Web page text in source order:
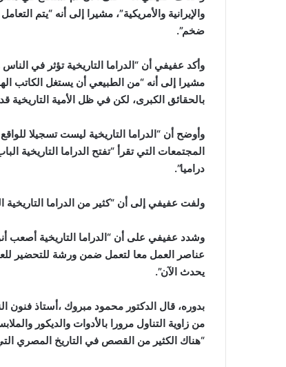
والإيرانية والأمريكية”، مشيرا إلى أنه “يتم
ضخم”.
وأكد عفيفي أن “الدراما التاريخية تؤثر في
مشيرا إلى أنه “من الطبيعي أن يستغل الكاتب
بالحقائق الكبرى، لكن في ظل الأمية التاريخية
وأوضح أن “الدراما التاريخية ليست تسجيلا
المجتمعات التي تقرأ “تفتح الدراما التاريخية
دراميا”.
ولفت عفيفي إلى أن “كثير من الدراما التاريخية
وشدد عفيفي على أن “الدراما التاريخية أصعب
عناصر العمل معا لتعمل ضمن ورشة للتحضير
يحدث الآن”.
من زاوية التناول مرورا بالأدوات والديكور
“هناك الكثير من القصص في التاريخ المصري